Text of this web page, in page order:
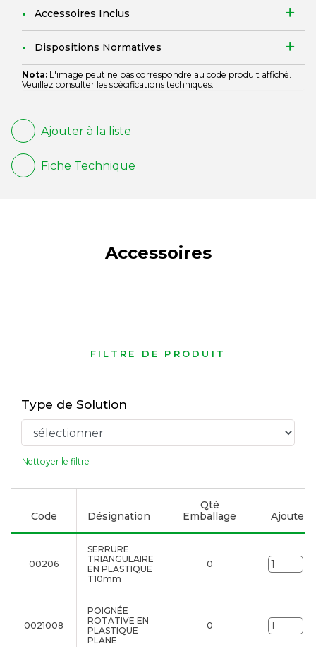
Accessoires Inclus
Dispositions Normatives
Nota: L'image peut ne pas correspondre au code produit affiché.
Veuillez consulter les spécifications techniques.
Ajouter à la liste
Fiche Technique
Accessoires
FILTRE DE PRODUIT
Type de Solution
Nettoyer le filtre
Code Désignation
Qté
Emballage
Ajouter
00206
SERRURE
TRIANGULAIRE
EN PLASTIQUE
T10mm
0
0021008
POIGNÉE
ROTATIVE EN
PLASTIQUE
PLANE
0